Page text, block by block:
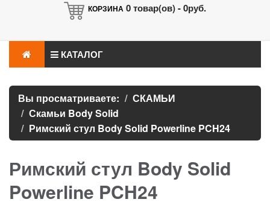
КОРЗИНА 0товар(ов) -0руб.
КАТАЛОГ
Вы просматриваете:
СКАМЬИ
Скамьи Body Solid
Римский стул Body Solid Powerline PCH24
Римский стул Body Solid
Powerline PCH24